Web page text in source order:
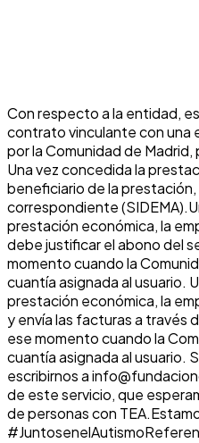
Con respecto a la entidad,
contrato vinculante con una
por la Comunidad de
Una vez concedida la
beneficiario de la prestación,
correspondiente
prestación económica, la
debe justificar el abono del
momento cuando la
cuantía asignada al usuario.
prestación económica, la
y envía las facturas a través
ese momento cuando la
cuantía asignada al usuario.
escribirnos a
de este servicio, que
de personas con